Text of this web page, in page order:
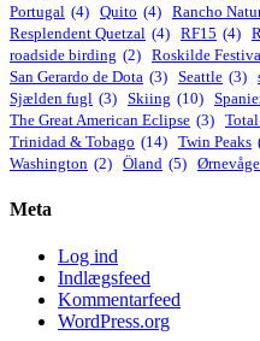
Portugal (4) Quito (4) Rancho
Resplendent Quetzal (4) RF15 (4)
roadside birding (2) Roskilde
San Gerardo de Dota (3) Seattle (3)
Sjælden fugl (3) Skiing (10)
The Great American Eclipse (3)
Trinidad & Tobago (14) Twin Peaks
Washington (2) Öland (5) Ørnevåge
Meta
Log ind
Indlægsfeed
Kommentarfeed
WordPress.org